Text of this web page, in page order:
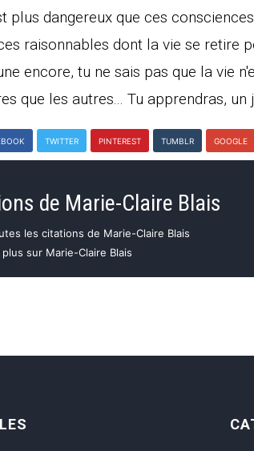
plus dangereux que ces
raisonnables dont la vie se retire
encore, tu ne sais pas que la vie
que les autres... Tu apprendras, un
TWITTER PINTEREST TUMBLR GOOGLE
de Marie-Claire Blais
les citations de Marie-Claire Blais
plus sur Marie-Claire Blais